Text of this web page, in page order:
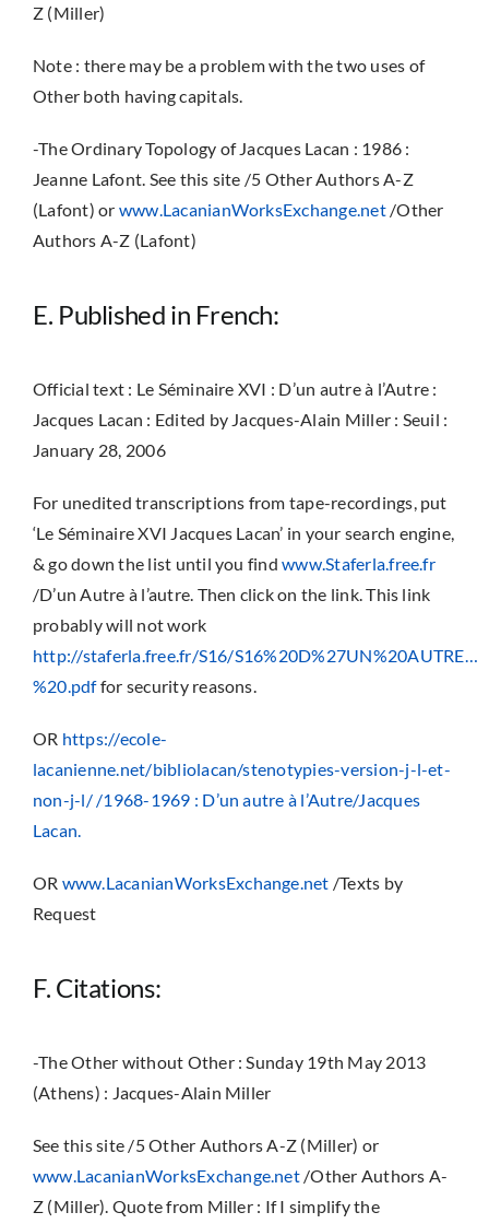
Z (Miller)
Note : there may be a problem with the two uses of
Other both having capitals.
-The Ordinary Topology of Jacques Lacan : 1986 :
Jeanne Lafont. See this site /5 Other Authors A-Z
(Lafont) or www.LacanianWorksExchange.net/Other
Authors A-Z (Lafont)
E. Published in French:
Official text : Le Séminaire XVI : D’un autre à l’Autre :
Jacques Lacan : Edited by Jacques-Alain Miller : Seuil :
January 28, 2006
For unedited transcriptions from tape-recordings, put
‘Le Séminaire XVI Jacques Lacan’ in your search engine,
& go down the list until you findwww.Staferla.free.fr
/D’un Autre à l’autre. Then click on the link. This link
probably will not work
http://staferla.free.fr/S16/S16%20D%27UN%20AUTRE…
%20.pdffor security reasons.
OR https://ecole-
lacanienne.net/bibliolacan/stenotypies-version-j-l-et-
non-j-l/ /1968-1969 : D’un autre à l’Autre/Jacques
Lacan.
OR www.LacanianWorksExchange.net /Texts by
Request
F. Citations:
-The Other without Other : Sunday 19th May 2013
(Athens) : Jacques-Alain Miller
See this site /5 Other Authors A-Z (Miller) or
www.LacanianWorksExchange.net/Other Authors A-
Z (Miller). Quote from Miller : If I simplify the